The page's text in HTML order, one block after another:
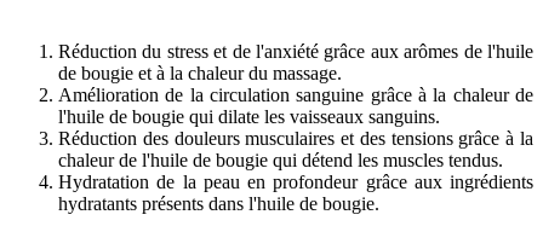
Réduction du stress et de l'anxiété grâce aux arômes de l'huile
de bougie et à la chaleur du massage.
Amélioration de la circulation sanguine grâce à la chaleur de
l'huile de bougie qui dilate les vaisseaux sanguins.
Réduction des douleurs musculaires et des tensions grâce à la
chaleur de l'huile de bougie qui détend les muscles tendus.
Hydratation de la peau en profondeur grâce aux ingrédients
hydratants présents dans l'huile de bougie.